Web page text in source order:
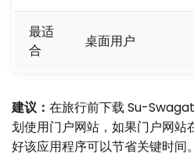
最适
合
桌面用户
建议： 在旅行前下载 Su-
划使用门户网站，如果门户网站
好该应用程序可以节省关键时间。